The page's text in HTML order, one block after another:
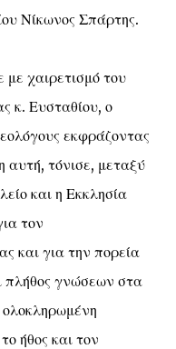
Νίκωνος Σπάρτης.
με χαιρετισμό του
κ. Ευσταθίου, ο
εκφράζοντας
αυτή, τόνισε, μεταξύ
και η Εκκλησία
τον
και για την πορεία
πλήθος γνώσεων στα
ήθος και τον